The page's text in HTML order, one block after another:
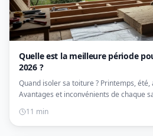
Quelle est la meilleure période
2026 ?
Quand isoler sa toiture ? Printemps, été,
Avantages et inconvénients de chaque
11 min